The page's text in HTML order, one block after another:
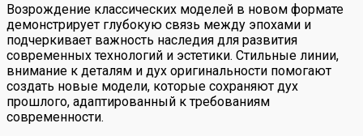
Возрождение классических моделей в новом формате
демонстрирует глубокую связь между эпохами и
подчеркивает важность наследия для развития
современных технологий и эстетики. Стильные линии,
внимание к деталям и дух оригинальности помогают
создать новые модели, которые сохраняют дух
прошлого, адаптированный к требованиям
современности.